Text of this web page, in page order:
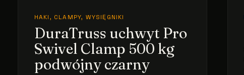
HAKI, CLAMPY, WYSIĘGNIKI
DuraTruss uchwyt Pro
Swivel Clamp 500 kg
podwójny czarny